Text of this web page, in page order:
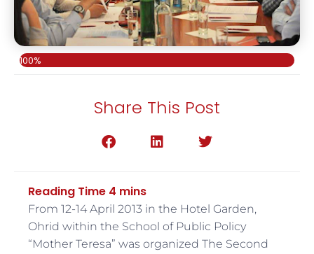
100%
Share This Post
From 12-14 April 2013 in the Hotel Garden,
Ohrid within the School of Public Policy
“Mother Teresa” was organized The Second